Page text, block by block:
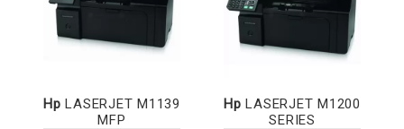
Hp LASERJET M1139
MFP
Hp LASERJET M1200
SERIES